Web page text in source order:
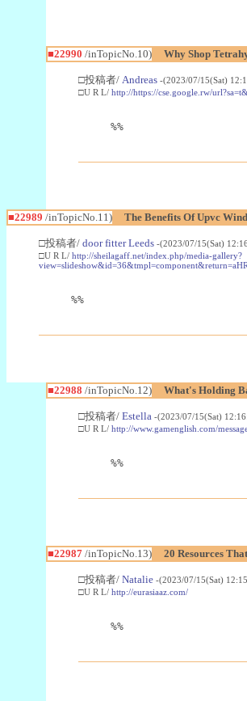
■22990 /inTopicNo.10) Why Shop
□投稿者/ Andreas -(2023/07/15(Sat)
□U R L/ http://https://cse.google.rw/
%%
■22989 /inTopicNo.11) The Benefits Of Upvc
□投稿者/ door fitter Leeds -(2023/07/15(Sat)
□U R L/ http://sheilagaff.net/index.php/media-gallery?
%%
■22988 /inTopicNo.12) What's Holding
□投稿者/ Estella -(2023/07/15(Sat)
□U R L/ http://www.gamenglish.com/
%%
■22987/inTopicNo.13) 20 Resources
□投稿者/ Natalie -(2023/07/15(Sat)
□U R L/ http://eurasiaaz.com/
%%